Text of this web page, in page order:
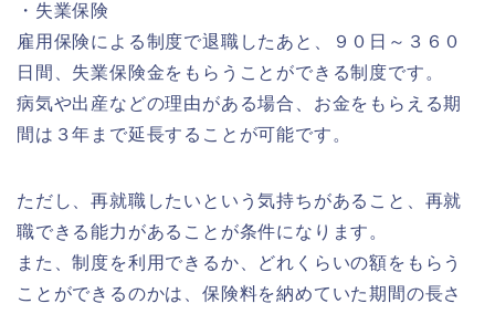
・失業保険
雇用保険による制度で退職したあと、９０日～３６０
日間、失業保険金をもらうことができる制度です。
病気や出産などの理由がある場合、お金をもらえる期
間は３年まで延長することが可能です。
ただし、再就職したいという気持ちがあること、再就
職できる能力があることが条件になります。
また、制度を利用できるか、どれくらいの額をもらう
ことができるのかは、保険料を納めていた期間の長さ